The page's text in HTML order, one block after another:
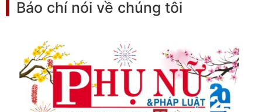
Báo chí nói về chúng tôi